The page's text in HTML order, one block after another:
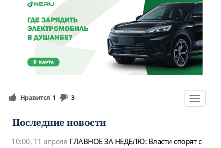
Toggle
Нравится 1 3
Последние новости
10:00, 11 апреля ГЛАВНОЕ ЗА НЕДЕЛЮ: Власти спорят с